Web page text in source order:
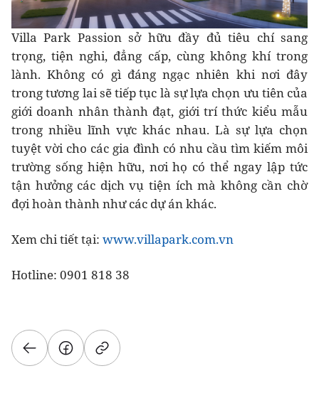
Villa Park Passion sở hữu đầy đủ tiêu chí sang
trọng, tiện nghi, đẳng cấp, cùng không khí trong
lành. Không có gì đáng ngạc nhiên khi nơi đây
trong tương lai sẽ tiếp tục là sự lựa chọn ưu tiên của
giới doanh nhân thành đạt, giới trí thức kiểu mẫu
trong nhiều lĩnh vực khác nhau. Là sự lựa chọn
tuyệt vời cho các gia đình có nhu cầu tìm kiếm môi
trường sống hiện hữu, nơi họ có thể ngay lập tức
tận hưởng các dịch vụ tiện ích mà không cần chờ
đợi hoàn thành như các dự án khác.
Xem chi tiết tại: www.villapark.com.vn
Hotline: 0901 818 38